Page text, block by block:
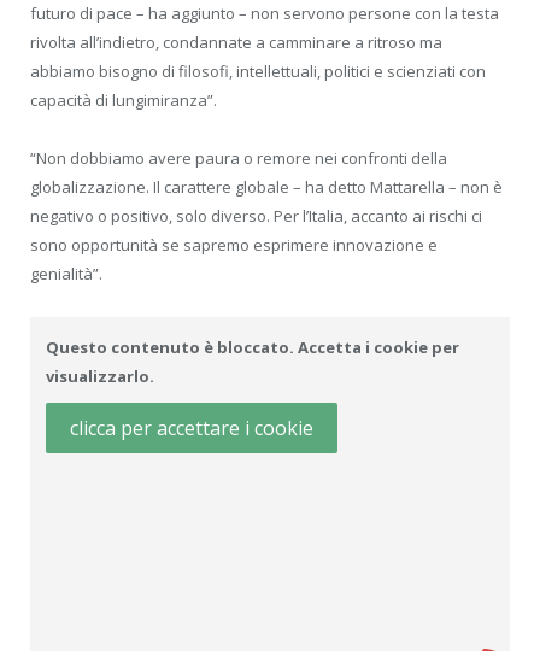
futuro di pace – ha aggiunto – non servono persone con la testa
rivolta all’indietro, condannate a camminare a ritroso ma
abbiamo bisogno di filosofi, intellettuali, politici e scienziati con
capacità di lungimiranza”.
“Non dobbiamo avere paura o remore nei confronti della
globalizzazione. Il carattere globale – ha detto Mattarella – non è
negativo o positivo, solo diverso. Per l’Italia, accanto ai rischi ci
sono opportunità se sapremo esprimere innovazione e
genialità”.
Questo contenuto è bloccato. Accetta i cookie per
visualizzarlo.
clicca per accettare i cookie